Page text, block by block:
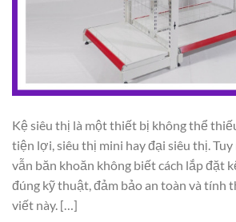
Kệ siêu thị là một thiết bị không thể
tiện lợi, siêu thị mini hay đại siêu thị.
vẫn băn khoăn không biết cách lắp đặt
đúng kỹ thuật, đảm bảo an toàn và tính
viết này. […]